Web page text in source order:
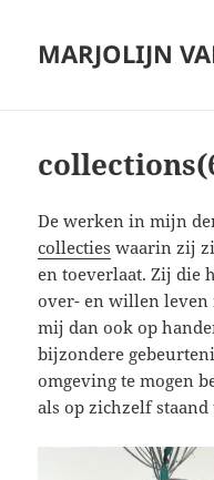
MARJOLIJN
De werken in mijn
collecties waarin zij
en toeverlaat. Zij die
over- en willen
mij dan ook op
bijzondere
omgeving te mogen
als op zichzelf